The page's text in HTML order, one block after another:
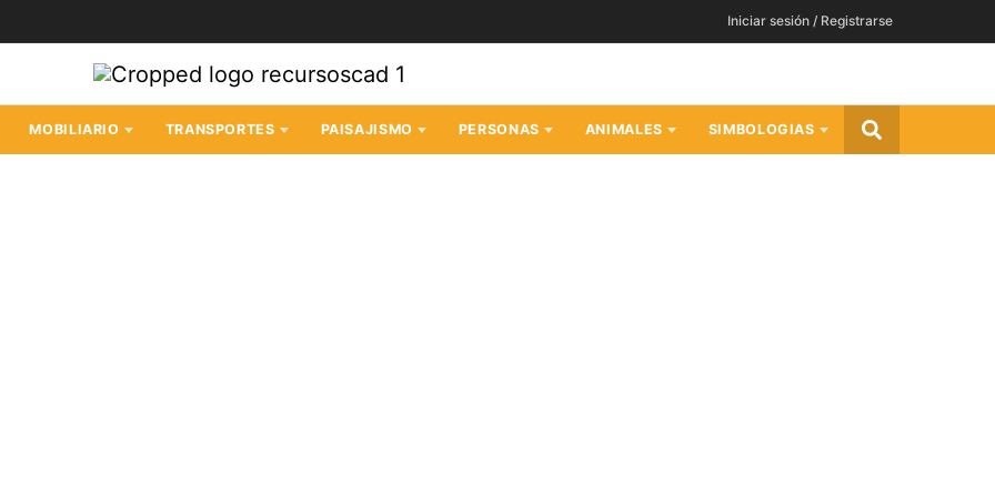
Iniciar sesión / Registrarse
MOBILIARIO TRANSPORTES PAISAJISMO PERSONAS ANIMALES SIMBOLOGIAS